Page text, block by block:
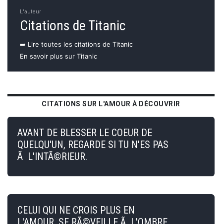
L'auteur
Citations de Titanic
➡️ Lire toutes les citations de Titanic
En savoir plus sur Titanic
CITATIONS SUR L'AMOUR À DÉCOUVRIR
AVANT DE BLESSER LE COEUR DE
QUELQU'UN, REGARDE SI TU N'ES PAS
Ã L'INTÃ©RIEUR.
CELUI QUI NE CROIS PLUS EN